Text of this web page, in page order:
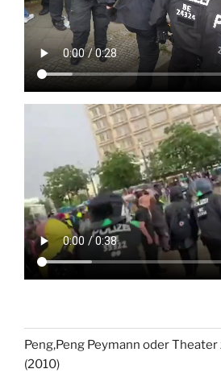
Peng,Peng Peymann oder
(2010)